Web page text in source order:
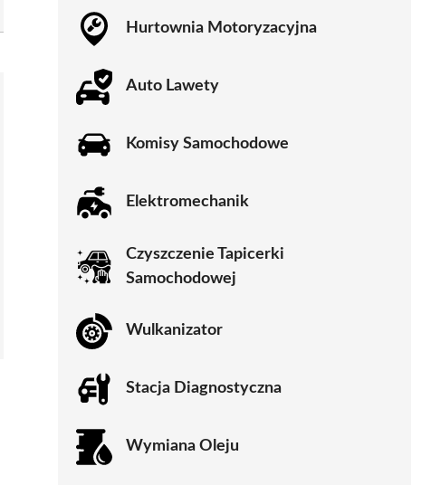
Hurtownia Motoryzacyjna
Auto Lawety
Komisy Samochodowe
Elektromechanik
Czyszczenie Tapicerki
Samochodowej
Wulkanizator
Stacja Diagnostyczna
Wymiana Oleju